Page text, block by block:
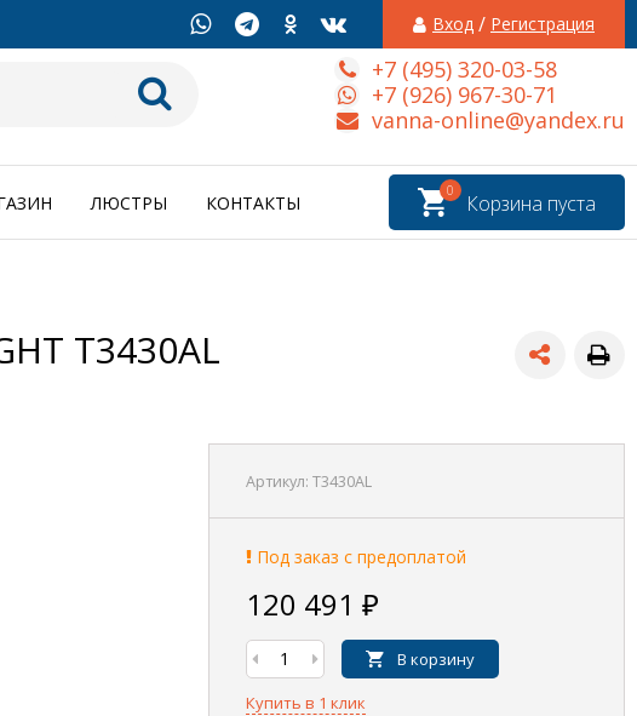
Вход / Регистрация
+7 (495) 320-03-58
+7 (926) 967-30-71
vanna-online@yandex.ru
Корзина пуста
0
ЛЮСТРЫ КОНТАКТЫ
T3430AL
Артикул: T3430AL
Под заказ с предоплатой
120 491 ₽
В корзину
Купить в 1 клик